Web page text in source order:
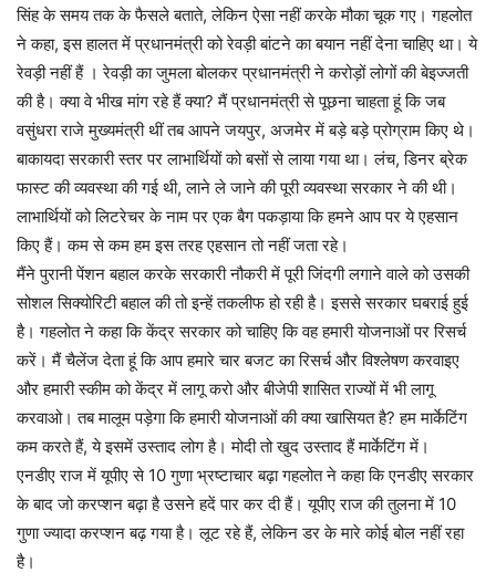
सिंह के समय तक के फैसले बताते, लेकिन ऐसा नहीं करके मौका चूक गए। गहलोत
ने कहा, इस हालत में प्रधानमंत्री को रेवड़ी बांटने का बयान नहीं देना चाहिए था। ये
रेवड़ी नहीं हैं । रेवड़ी का जुमला बोलकर प्रधानमंत्री ने करोड़ों लोगों की बेइज्जती
की है। क्या वे भीख मांग रहे हैं क्या? मैं प्रधानमंत्री से पूछना चाहता हूं कि जब
वसुंधरा राजे मुख्यमंत्री थीं तब आपने जयपुर, अजमेर में बड़े बड़े प्रोग्राम किए थे।
बाकायदा सरकारी स्तर पर लाभार्थियों को बसों से लाया गया था। लंच, डिनर ब्रेक
फास्ट की व्यवस्था की गई थी, लाने ले जाने की पूरी व्यवस्था सरकार ने की थी।
लाभार्थियों को लिटरेचर के नाम पर एक बैग पकड़ाया कि हमने आप पर ये एहसान
किए हैं। कम से कम हम इस तरह एहसान तो नहीं जता रहे।
मैंने पुरानी पेंशन बहाल करके सरकारी नौकरी में पूरी जिंदगी लगाने वाले को उसकी
सोशल सिक्योरिटी बहाल की तो इन्हें तकलीफ हो रही है। इससे सरकार घबराई हुई
है। गहलोत ने कहा कि केंद्र सरकार को चाहिए कि वह हमारी योजनाओं पर रिसर्च
करें। मैं चैलेंज देता हूं कि आप हमारे चार बजट का रिसर्च और विश्लेषण करवाइए
और हमारी स्कीम को केंद्र में लागू करो और बीजेपी शासित राज्यों में भी लागू
करवाओ। तब मालूम पड़ेगा कि हमारी योजनाओं की क्या खासियत है? हम मार्केटिंग
कम करते हैं, ये इसमें उस्ताद लोग है। मोदी तो खुद उस्ताद हैं मार्केटिंग में।
एनडीए राज में यूपीए से 10 गुणा भ्रष्टाचार बढ़ा गहलोत ने कहा कि एनडीए सरकार
के बाद जो करप्शन बढ़ा है उसने हदें पार कर दी हैं। यूपीए राज की तुलना में 10
गुणा ज्यादा करप्शन बढ़ गया है। लूट रहे हैं, लेकिन डर के मारे कोई बोल नहीं रहा
है।